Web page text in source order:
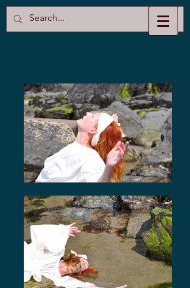
Clare Parry-Jones​